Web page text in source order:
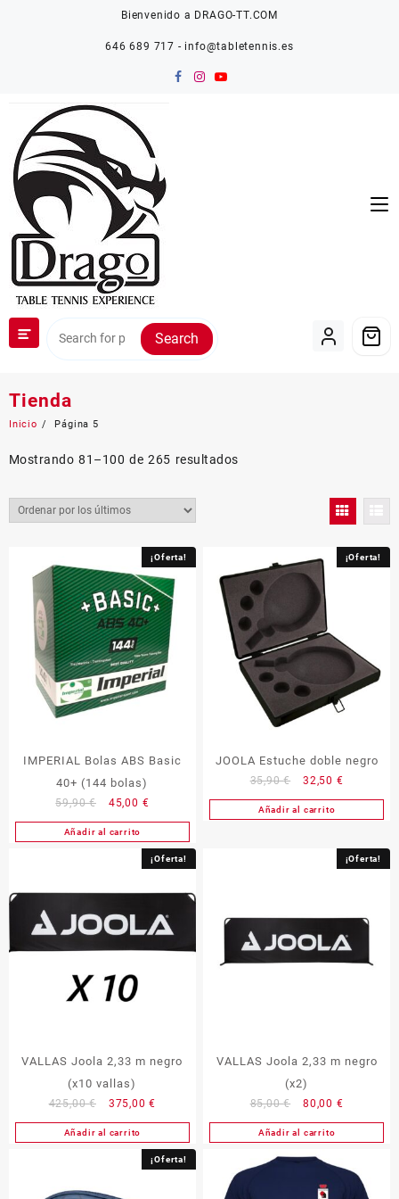
Bienvenido a DRAGO-TT.COM
646 689 717 - info@tabletennis.es
Search
Tienda
Inicio Página 5
Mostrando 81–100 de 265 resultadosOrdenado
¡Oferta!
IMPERIAL Bolas ABS Basic
40+ (144 bolas)
59,90€
El
precio
original
45,00 €El
precio
actual
es:
Añadir al carrito
¡Oferta!
JOOLA Estuche doble negro
35,90€
El
precio
original
32,50 €El
precio
actual
32,50 €.
Añadir al carrito
¡Oferta!
VALLAS Joola 2,33 m negro
(x10 vallas)
425,00€
El
precio
original
375,00€
precio
actual
es:
Añadir al carrito
¡Oferta!
VALLAS Joola 2,33 m negro
(x2)
85,00€
El
precio
original
era:
80,00 €El
precio
actual
80,00 €.
Añadir al carrito
¡Oferta!